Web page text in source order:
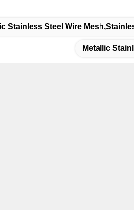
Stainless Steel Wire
Metallic